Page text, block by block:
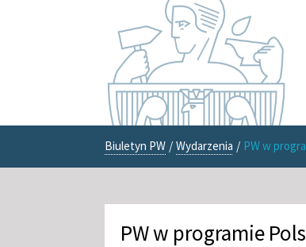
Biuletyn PW / Wydarzenia / PW w
PW w programie